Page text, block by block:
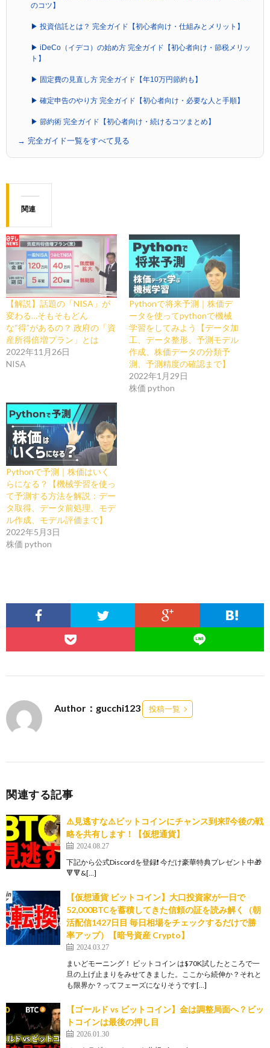
のコツ】
▶ 投資信託とは？ 完全ガイド【初心者向け・仕組みとメリット】
▶ iDeCo（イデコ）の始め方 完全ガイド【初心者向け・節税メリッ
ト】
▶ 固定費の見直し方 完全ガイド【年10万円節約も】
▶ 確定申告のやり方 完全ガイド【初心者向け・必要な人と手順】
▶ 節約術 完全ガイド【初心者向け・続けるコツまとめ】
→ 完全ガイド一覧をすべて見る
関連
【解説】話題の「NISA」が
変わる…そもそもどん
な“得”があるの？ 政府の「資
産所得倍増プラン」とは
2022年11月26日
NISA
Pythonで将来予測｜株価デ
ータを使ってpythonで機械
学習をしてみよう【データ加
工、データ整形、予測モデル
作成、株価データの分類予
測、予測精度の確認まで】
2022年1月29日
株価 python
Pythonで予測｜株価はいく
らになる？【機械学習を使っ
て予測する方法を解説：デー
タ取得、データ前処理、モデ
ル作成、モデル評価まで】
2022年5月3日
株価 python
Author：gucchi123 投稿一覧
関連する記事
⚠️見逃すな⚠️ビットコインにチャンス到来⁉︎今後の戦
略を共有します！【仮想通貨】
2024.08.27
下記から公式Discordを登録❗️ 今だけ豪華特典プレゼント中🎁
🔻🔻&[…]
【仮想通貨 ビットコイン】大口投資家が一日で
52,000BTCを蓄積してきた信頼の証を読み解く（朝
活配信1427日目 毎日相場をチェックするだけで勝
率アップ）【暗号資産 Crypto】
2024.03.27
まいどモーニング！ ビットコイン は$70K試したところで一
旦の上げ止まりをみせてきました。ここから続伸か？それと
も限界か？ってフェーズになりそうです[…]
【ゴールド vs ビットコイン】金は調整局面へ？ビッ
トコインは最後の押し目
2026.01.30